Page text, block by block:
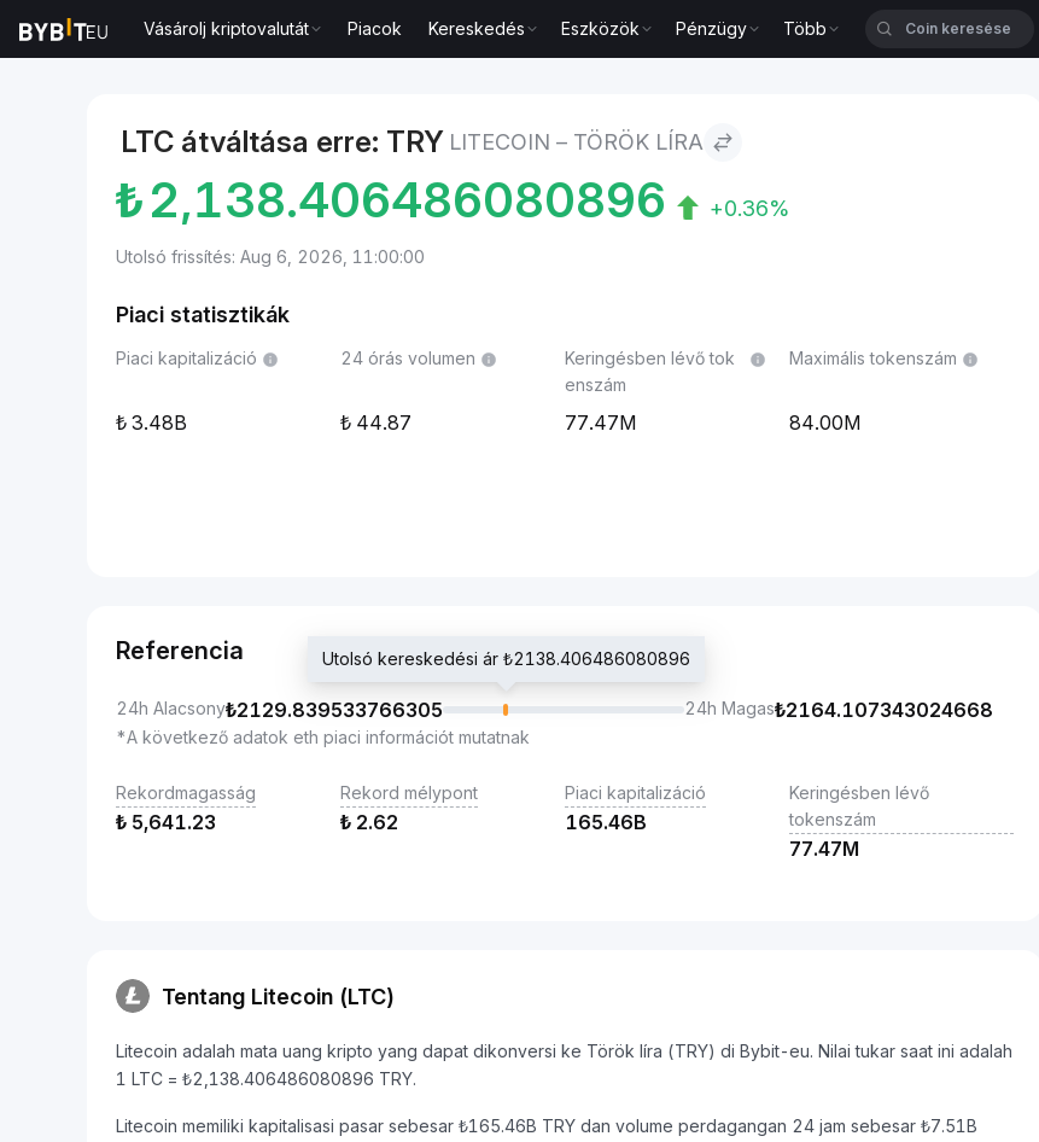
Vásárolj kriptovalutát Piacok Kereskedés Eszközök Pénzügy Több
LTC átváltása erre: TRY LITECOIN – TÖRÖK LÍRA
₺2,138.406486080896 +0.36%
Utolsó frissítés: Aug 6, 2026, 11:00:00
Piaci statisztikák
Piaci kapitalizáció
3.48B
24 órás volumen
44.87
Keringésben lévő tok
enszám
77.47M
Maximális tokenszám
84.00M
Referencia
24h Alacsony₺2129.839533766305
Utolsó kereskedési ár ₺2138.406486080896
24h Magas₺2164.107343024668
*A következő adatok eth piaci információt mutatnak
Rekordmagasság
₺ 5,641.23
Rekord mélypont
₺ 2.62
Piaci kapitalizáció
165.46B
Keringésben lévő
tokenszám
77.47M
Tentang Litecoin (LTC)
Litecoin adalah mata uang kripto yang dapat dikonversi ke Török líra (TRY) di Bybit-eu. Nilai tukar saat ini adalah
1 LTC = ₺2,138.406486080896 TRY.
Litecoin memiliki kapitalisasi pasar sebesar ₺165.46B TRY dan volume perdagangan 24 jam sebesar ₺7.51B